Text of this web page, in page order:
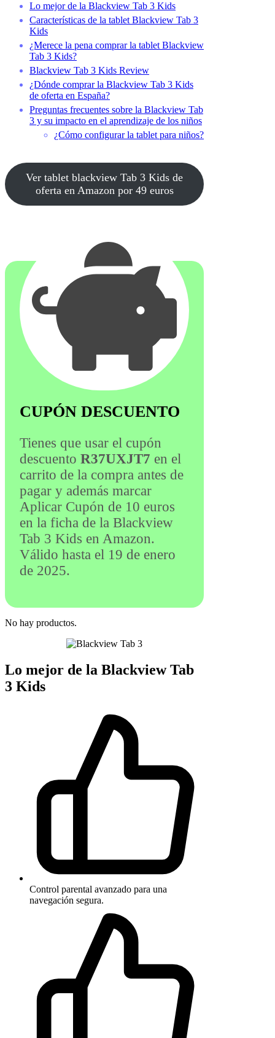
Lo mejor de la Blackview Tab 3 Kids
Características de la tablet Blackview Tab 3
Kids
¿Merece la pena comprar la tablet Blackview
Tab 3 Kids?
Blackview Tab 3 Kids Review
¿Dónde comprar la Blackview Tab 3 Kids
de oferta en España?
Preguntas frecuentes sobre la Blackview Tab
3 y su impacto en el aprendizaje de los niños
¿Cómo configurar la tablet para niños?
Ver tablet blackview Tab 3 Kids de
oferta en Amazon por 49 euros
CUPÓN DESCUENTO
Tienes que usar el cupón
descuento R37UXJT7 en el
carrito de la compra antes de
pagar y además marcar
Aplicar Cupón de 10 euros
en la ficha de la Blackview
Tab 3 Kids en Amazon.
Válido hasta el 19 de enero
de 2025.
No hay productos.
Lo mejor de la Blackview Tab
3 Kids
Control parental avanzado para una
navegación segura.